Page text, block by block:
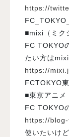
https://
■mixi（ミク
FC TOKYO
たい方はmixi
https://
FCTOKYO
■東京アニメ
FC TOKYO
https://
使いたいけ